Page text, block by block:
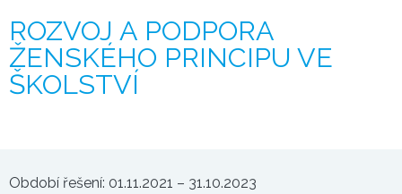
ROZVOJ A PODPORA
ŽENSKÉHO PRINCIPU VE
ŠKOLSTVÍ
Období řešení: 01.11.2021 – 31.10.2023